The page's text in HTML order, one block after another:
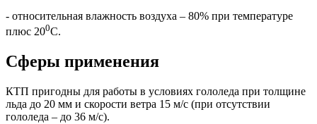
- относительная влажность воздуха – 80% при температуре
плюс 200С.
Сферы применения
КТП пригодны для работы в условиях гололеда при толщине
льда до 20 мм и скорости ветра 15 м/с (при отсутствии
гололеда – до 36 м/с).